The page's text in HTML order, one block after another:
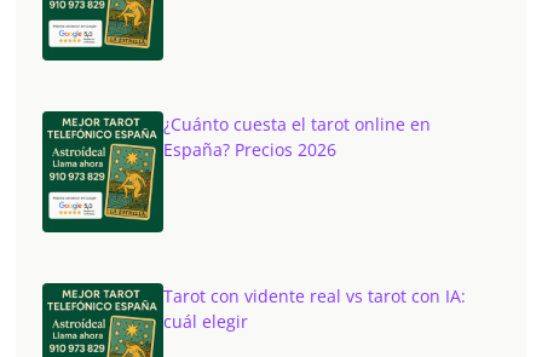
¿Cuánto cuesta el tarot online en
España? Precios 2026
Tarot con vidente real vs tarot con IA:
cuál elegir